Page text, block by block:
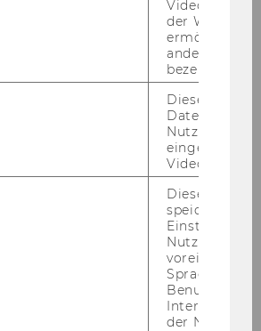
o.Univ.Prof. Dr. Leonhard Bauer
Institut für Institutionelle und
Univ.Prof. Dr. Christoph Weiß
Volkswirtschaftspolitik und
o.Univ.Prof. Dr. Hanns Abele
Analytische Volkswirtschaftslehre
o.Univ.Prof. Dr. Heinrich Otruba
der WU-
ermöglichen
andere nicht
bezeichnete
Dieses
Daten von
Videos
Dieses Cookie
speichert
Nutzer*in, zB.
Sprache,
der Nutzer*in